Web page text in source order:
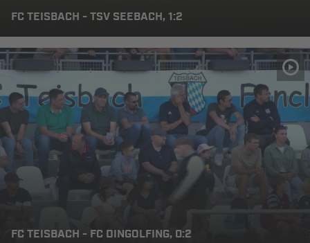
FC TEISBACH - TSV SEEBACH, 1:2
FC TEISBACH - FC DINGOLFING, 0:2